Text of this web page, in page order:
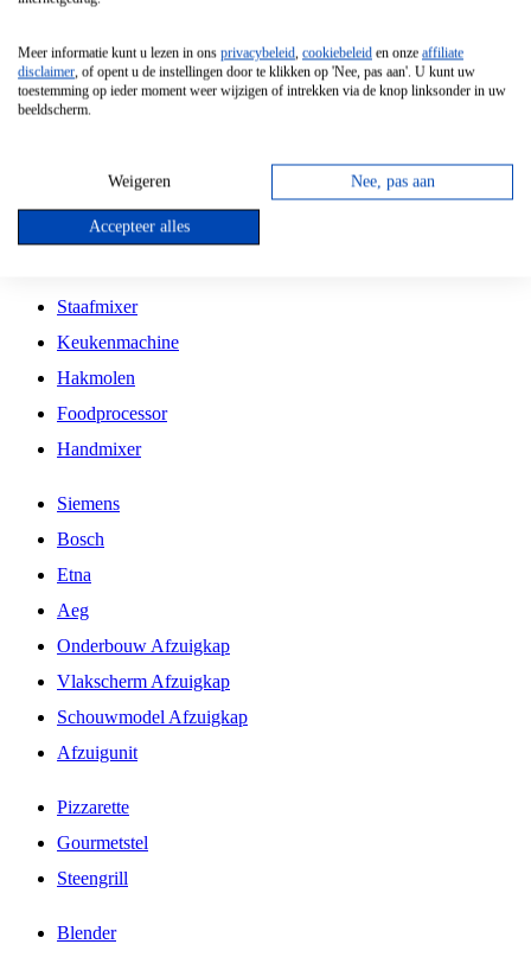
Vrijstaande Magnetron
Vrijstaande Kookplaat
Inbouw Gaskookplaat
Inbouw Keramische Kookplaat
Kookplaat Accessoires
Staafmixer
Keukenmachine
Hakmolen
Foodprocessor
Handmixer
Siemens
Bosch
Etna
Aeg
Onderbouw Afzuigkap
Vlakscherm Afzuigkap
Schouwmodel Afzuigkap
Afzuigunit
Pizzarette
Gourmetstel
Steengrill
Blender
Meer informatie kunt u lezen in ons privacybeleid, cookiebeleid en onze affiliate
disclaimer, of opent u de instellingen door te klikken op 'Nee, pas aan'. U kunt uw
toestemming op ieder moment weer wijzigen of intrekken via de knop linksonder in uw
beeldscherm.
Weigeren Nee, pas aan
Accepteer alles